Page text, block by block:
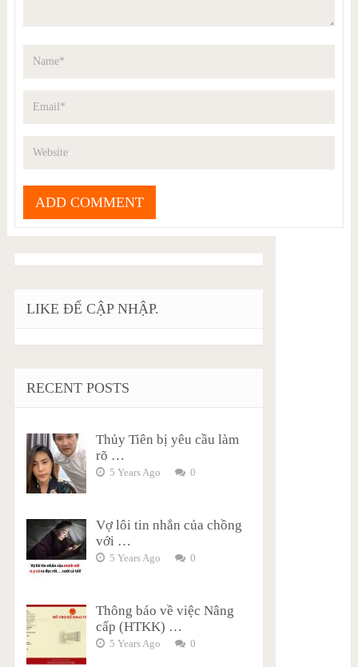
LIKE ĐỂ CẬP NHẬP.
RECENT POSTS
Thủy Tiên bị yêu cầu làm
rõ …
5 Years Ago 0
Vợ lôi tin nhắn của chồng
với …
5 Years Ago 0
Thông báo về việc Nâng
cấp (HTKK) …
5 Years Ago 0